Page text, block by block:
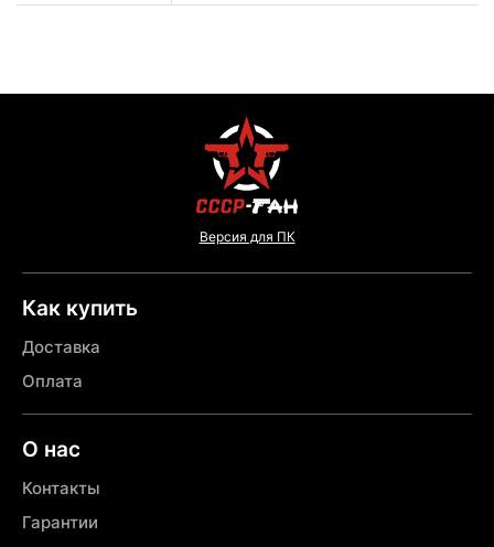
Версия для ПК
Как купить
Доставка
Оплата
О нас
Контакты
Гарантии